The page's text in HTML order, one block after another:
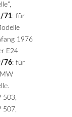
71: für
1976
E24
76: für
503,
507,